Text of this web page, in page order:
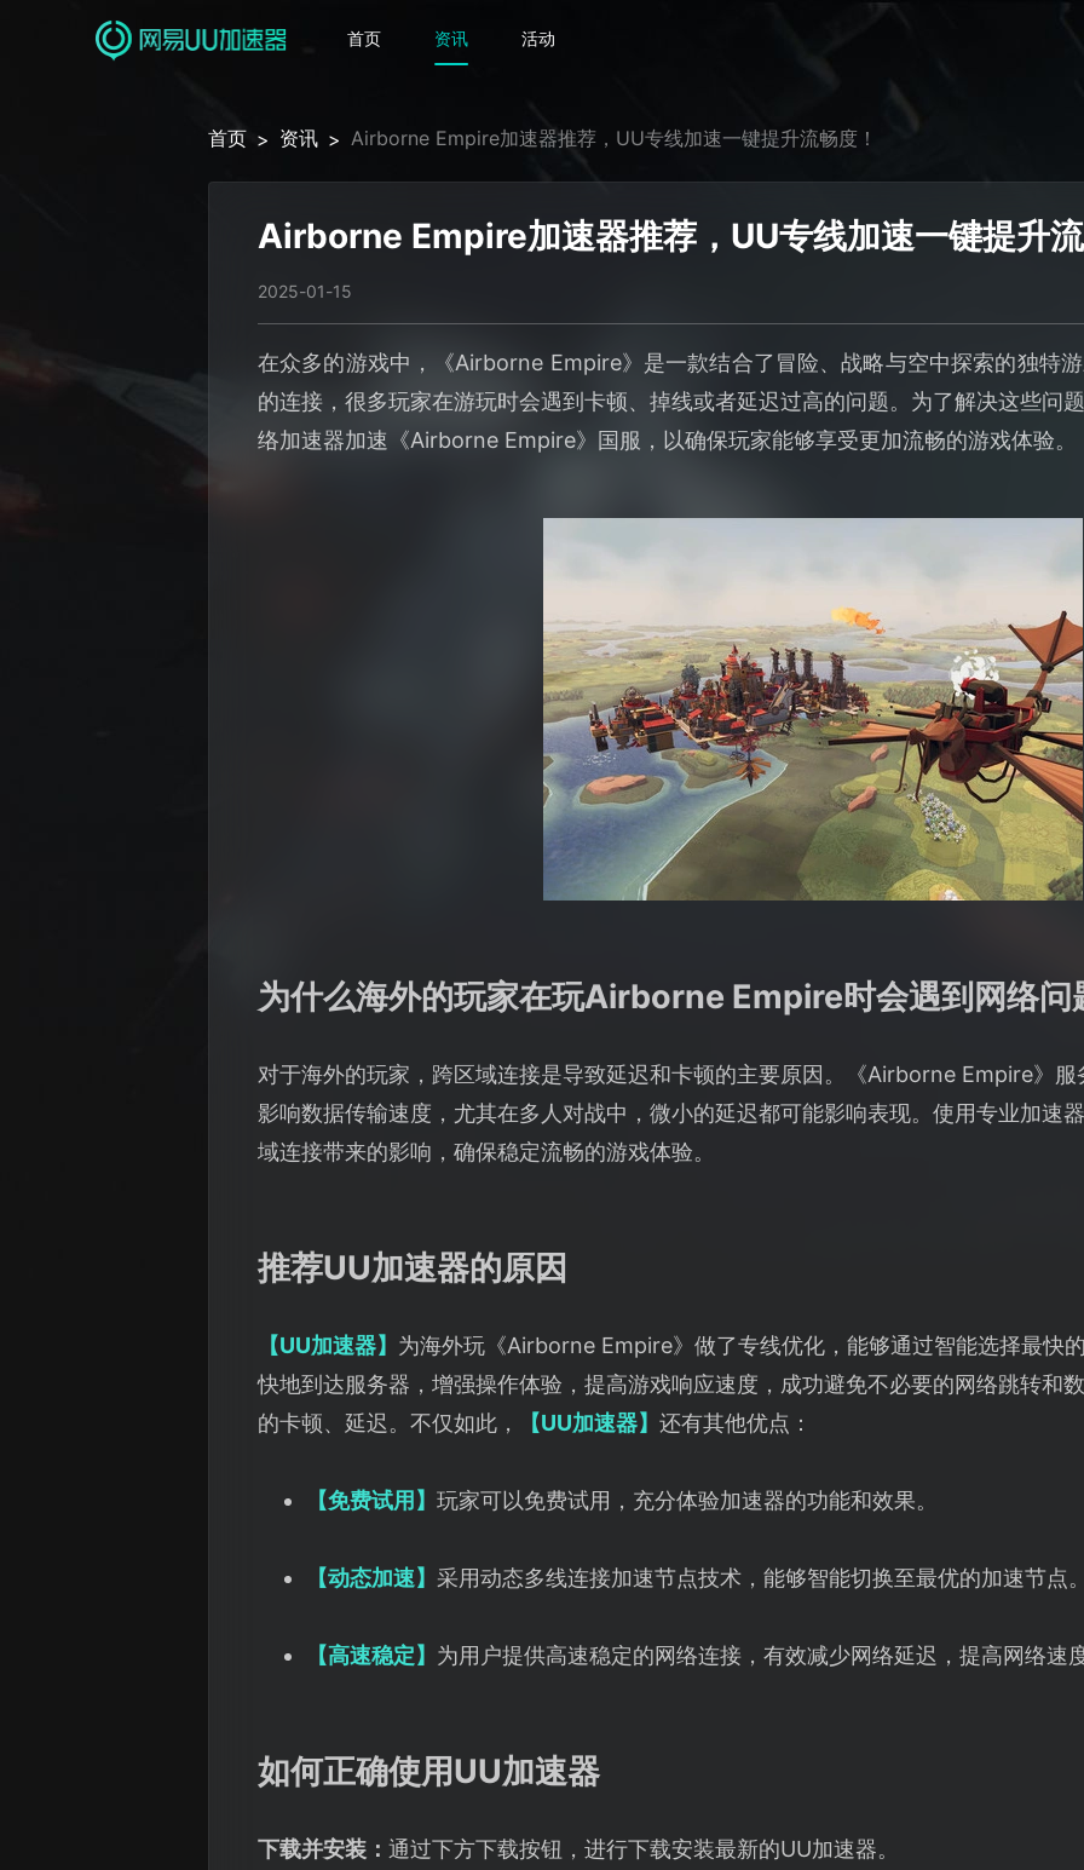
首页 资讯 活动
首页 > 资讯 > Airborne Empire加速器推荐，UU专线加速一键提升流畅度！
Airborne Empire加速器推荐，UU专线加速一键提升
2025-01-15
在众多的游戏中，《Airborne Empire》是一款结合了冒险、战略与空中探索的独特
的连接，很多玩家在游玩时会遇到卡顿、掉线或者延迟过高的问题。为了解决这些问
络加速器加速《Airborne Empire》国服，以确保玩家能够享受更加流畅的游戏体验。
为什么海外的玩家在玩Airborne Empire时会遇到网络问
对于海外的玩家，跨区域连接是导致延迟和卡顿的主要原因。《Airborne Empire》
影响数据传输速度，尤其在多人对战中，微小的延迟都可能影响表现。使用专业加速
域连接带来的影响，确保稳定流畅的游戏体验。
推荐UU加速器的原因
【UU加速器】 为海外玩《Airborne Empire》做了专线优化，能够通过智能选择最快
快地到达服务器，增强操作体验，提高游戏响应速度，成功避免不必要的网络跳转和
的卡顿、延迟。不仅如此，
【UU加速器】 还有其他优点：
【免费试用】 玩家可以免费试用，充分体验加速器的功能和效果。
【动态加速】 采用动态多线连接加速节点技术，能够智能切换至最优的加速节点
【高速稳定】 为用户提供高速稳定的网络连接，有效减少网络延迟，提高网络速
如何正确使用UU加速器
下载并安装： 通过下方下载按钮，进行下载安装最新的UU加速器。